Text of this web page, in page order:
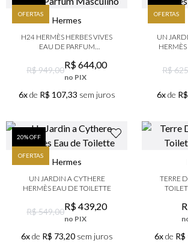
OFERTAS
Hermes
H24 HERMÈS HERBES VIVES
EAU DE PARFUM
R$ 949,00R$64400
no PIX
6xde R$ 107,33 sem juros
OFERTAS
UN
R$
6xde
20% OFF
OFERTAS
Hermes
UN JARDIN A CYTHERE
HERMÈS EAU DE TOILETTE
R$ 549,00R$439,20
no PIX
6xde R$ 73,20sem juros
TERRE
6xde R$
9º
lancôme